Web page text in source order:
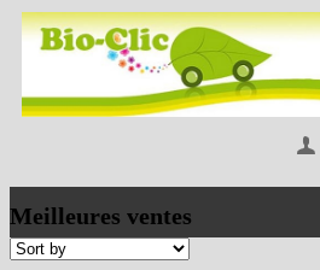
Meilleures ventes